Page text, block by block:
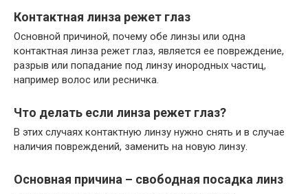
Контактная линза режет глаз
Основной причиной, почему обе линзы или одна
контактная линза режет глаз, является ее повреждение,
разрыв или попадание под линзу инородных частиц,
например волос или ресничка.
Что делать если линза режет глаз?
В этих случаях контактную линзу нужно снять и в случае
наличия повреждений, заменить на новую линзу.
Основная причина – свободная посадка линз